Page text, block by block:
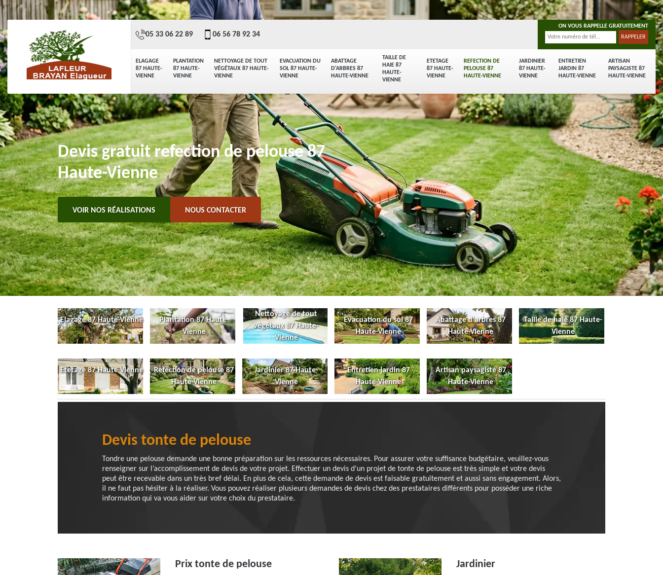
ELAGAGE
87 HAUTE-
VIENNE
PLANTATION
87 HAUTE-
VIENNE
NETTOYAGE DE TOUT
VÉGÉTAUX 87 HAUTE-
VIENNE
EVACUATION DU
SOL 87 HAUTE-
VIENNE
ABATTAGE
D'ARBRES 87
HAUTE-VIENNE
TAILLE DE
HAIE 87
HAUTE-
VIENNE
ETETAGE
87 HAUTE-
VIENNE
REFECTION DE
PELOUSE 87
HAUTE-VIENNE
JARDINIER
87 HAUTE-
VIENNE
ENTRETIEN
JARDIN 87
HAUTE-VIENNE
ARTISAN
PAYSAGISTE 87
HAUTE-VIENNE
05 33 06 22 89 06 56 78 92 34
ON VOUS RAPPELLE GRATUITEMENT
Devis gratuit refection de pelouse 87
Haute-Vienne
VOIR NOS RÉALISATIONS NOUS CONTACTER
Elagage 87 Haute-Vienne
Plantation 87 Haute-
Vienne
Nettoyage de tout
végétaux 87 Haute-
Vienne
Evacuation du sol 87
Haute-Vienne
Abattage d'arbres 87
Haute-Vienne
Taille de haie 87 Haute-
Vienne
Etetage 87 Haute-Vienne
Refection de pelouse 87
Haute-Vienne
Jardinier 87 Haute-
Vienne
Entretien jardin 87
Haute-Vienne
Artisan paysagiste 87
Haute-Vienne
Devis tonte de pelouse
Tondre une pelouse demande une bonne préparation sur les ressources nécessaires. Pour assurer votre suffisance budgétaire, veuillez-vous
renseigner sur l’accomplissement de devis de votre projet. Effectuer un devis d’un projet de tonte de pelouse est très simple et votre devis
peut être recevable dans un très bref délai. En plus de cela, cette demande de devis est faisable gratuitement et aussi sans engagement. Alors,
il ne faut pas hésiter à la réaliser. Vous pouvez réaliser plusieurs demandes de devis chez des prestataires différents pour posséder une riche
information qui va vous aider sur votre choix du prestataire.
Prix tonte de pelouse Jardinier